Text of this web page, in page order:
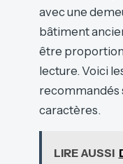
avec une
bâtiment
être
lecture. Voici
recommandés
caractères.
LIRE AUSSI